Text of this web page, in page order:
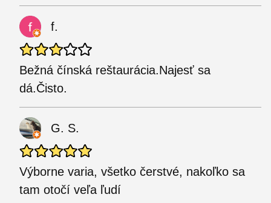
f.
Bežná čínská reštaurácia.Najesť sa
dá.Čisto.
G. S.
Výborne varia, všetko čerstvé, nakoľko sa
tam otočí veľa ľudí